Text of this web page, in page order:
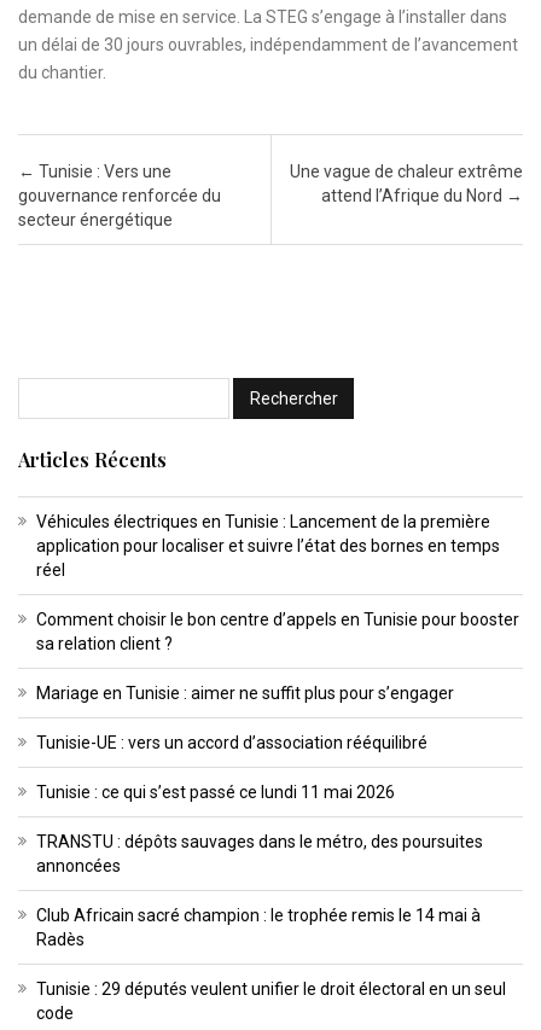
demande de mise en service. La STEG s’engage à l’installer dans
un délai de 30 jours ouvrables, indépendamment de l’avancement
du chantier.
Post navigation
← Tunisie : Vers une
gouvernance renforcée du
secteur énergétique
Une vague de chaleur extrême
attend l’Afrique du Nord →
Articles Récents
Véhicules électriques en Tunisie : Lancement de la première
application pour localiser et suivre l’état des bornes en temps
réel
Comment choisir le bon centre d’appels en Tunisie pour booster
sa relation client ?
Mariage en Tunisie : aimer ne suffit plus pour s’engager
Tunisie-UE : vers un accord d’association rééquilibré
Tunisie : ce qui s’est passé ce lundi 11 mai 2026
TRANSTU : dépôts sauvages dans le métro, des poursuites
annoncées
Club Africain sacré champion : le trophée remis le 14 mai à
Radès
Tunisie : 29 députés veulent unifier le droit électoral en un seul
code